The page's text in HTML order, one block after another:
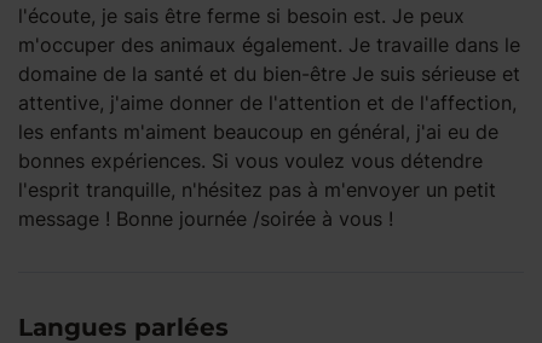
l'écoute, je sais être ferme si besoin est. Je peux
m'occuper des animaux également. Je travaille dans le
domaine de la santé et du bien-être Je suis sérieuse et
attentive, j'aime donner de l'attention et de l'affection,
les enfants m'aiment beaucoup en général, j'ai eu de
bonnes expériences. Si vous voulez vous détendre
l'esprit tranquille, n'hésitez pas à m'envoyer un petit
message ! Bonne journée /soirée à vous !
Langues parlées